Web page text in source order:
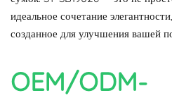
идеальное сочетание
созданное для улучшения вашей
OEM/ODM-